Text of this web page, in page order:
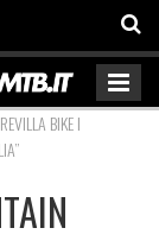
BIKE I